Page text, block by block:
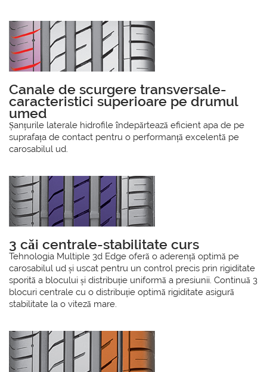
Canale de scurgere transversale-
caracteristici superioare pe drumul
umed
Șanțurile laterale hidrofile îndepărtează eficient apa de pe
suprafața de contact pentru o performanță excelentă pe
carosabilul ud.
3 căi centrale-stabilitate curs
Tehnologia Multiple 3d Edge oferă o aderență optimă pe
carosabilul ud și uscat pentru un control precis prin rigiditate
sporită a blocului și distribuție uniformă a presiunii. Continuă 3
blocuri centrale cu o distribuție optimă rigiditate asigură
stabilitate la o viteză mare.